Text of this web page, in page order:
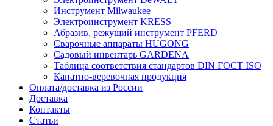
Инструмент Milwaukee
Электроинструмент KRESS
Абразив, режущий инструмент PFERD
Сварочные аппараты HUGONG
Садовый инвентарь GARDENA
Таблица соответствия стандартов DIN ГОСТ ISO
Канатно-веревочная продукция
Оплата/доставка из России
Доставка
Контакты
Статьи